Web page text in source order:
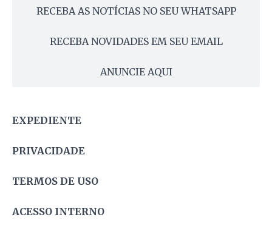
RECEBA AS NOTÍCIAS NO SEU WHATSAPP
RECEBA NOVIDADES EM SEU EMAIL
ANUNCIE AQUI
EXPEDIENTE
PRIVACIDADE
TERMOS DE USO
ACESSO INTERNO